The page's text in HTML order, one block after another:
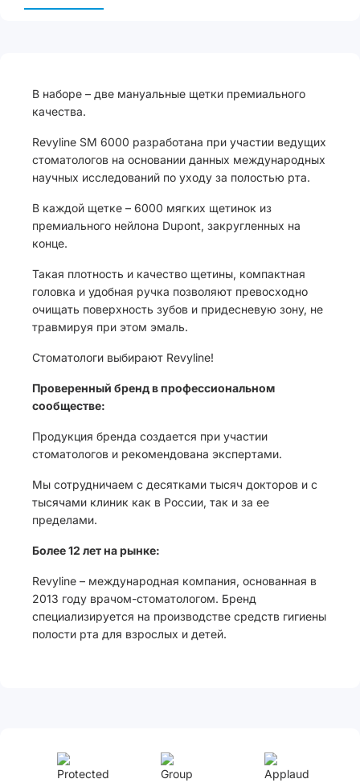
В наборе – две мануальные щетки премиального
качества.
Revyline SM 6000 разработана при участии ведущих
стоматологов на основании данных международных
научных исследований по уходу за полостью рта.
В каждой щетке – 6000 мягких щетинок из
премиального нейлона Dupont, закругленных на
конце.
Такая плотность и качество щетины, компактная
головка и удобная ручка позволяют превосходно
очищать поверхность зубов и придесневую зону, не
травмируя при этом эмаль.
Стоматологи выбирают Revyline!
Проверенный бренд в профессиональном
сообществе:
Продукция бренда создается при участии
стоматологов и рекомендована экспертами.
Мы сотрудничаем с десятками тысяч докторов и с
тысячами клиник как в России, так и за ее
пределами.
Более 12 лет на рынке:
Revyline – международная компания, основанная в
2013 году врачом-стоматологом. Бренд
специализируется на производстве средств гигиены
полости рта для взрослых и детей.